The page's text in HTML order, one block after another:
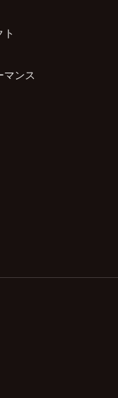
ト
マンス